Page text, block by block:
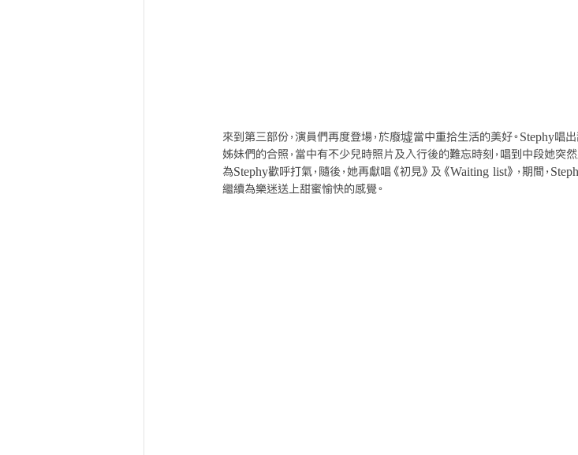
來到第三部份，演員們再度登場，於廢墟當中重拾生活的美好。Stephy唱
姊妹們的合照，當中有不少兒時照片及入行後的難忘時刻，唱到中段她突
為Stephy歡呼打氣，隨後，她再獻唱《初見》及《Waiting list》，期間，
繼續為樂迷送上甜蜜愉快的感覺。